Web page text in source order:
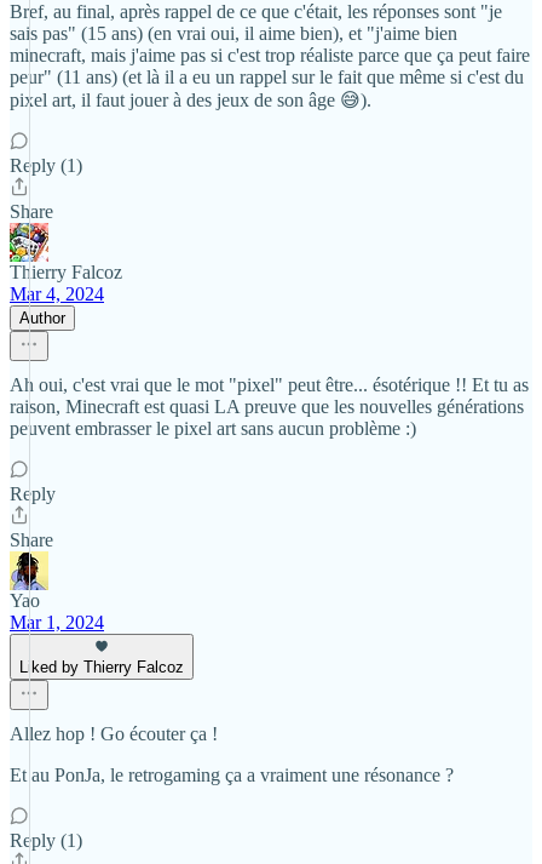
Bref, au final, après rappel de ce que c'était, les réponses sont "je
sais pas" (15 ans) (en vrai oui, il aime bien), et "j'aime bien
minecraft, mais j'aime pas si c'est trop réaliste parce que ça peut faire
peur" (11 ans) (et là il a eu un rappel sur le fait que même si c'est du
pixel art, il faut jouer à des jeux de son âge 😅).
Reply (1)
Share
Thierry Falcoz
Mar 4, 2024
Author
Ah oui, c'est vrai que le mot "pixel" peut être... ésotérique !! Et tu as
raison, Minecraft est quasi LA preuve que les nouvelles générations
peuvent embrasser le pixel art sans aucun problème :)
Reply
Share
Yao
Mar 1, 2024
Liked by Thierry Falcoz
Allez hop ! Go écouter ça !
Et au PonJa, le retrogaming ça a vraiment une résonance ?
Reply (1)